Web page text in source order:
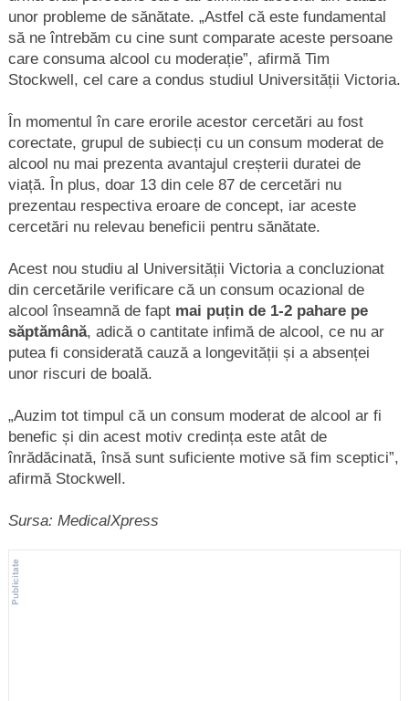
unor probleme de sănătate. „Astfel că este fundamental
să ne întrebăm cu cine sunt comparate aceste persoane
care consuma alcool cu moderație”, afirmă Tim
Stockwell, cel care a condus studiul Universității Victoria.
În momentul în care erorile acestor cercetări au fost
corectate, grupul de subiecți cu un consum moderat de
alcool nu mai prezenta avantajul creșterii duratei de
viață. În plus, doar 13 din cele 87 de cercetări nu
prezentau respectiva eroare de concept, iar aceste
cercetări nu relevau beneficii pentru sănătate.
Acest nou studiu al Universității Victoria a concluzionat
din cercetările verificare că un consum ocazional de
alcool înseamnă de fapt mai puțin de 1-2 pahare pe
săptămână, adică o cantitate infimă de alcool, ce nu ar
putea fi considerată cauză a longevității și a absenței
unor riscuri de boală.
„Auzim tot timpul că un consum moderat de alcool ar fi
benefic și din acest motiv credința este atât de
înrădăcinată, însă sunt suficiente motive să fim sceptici”,
afirmă Stockwell.
Sursa: MedicalXpress